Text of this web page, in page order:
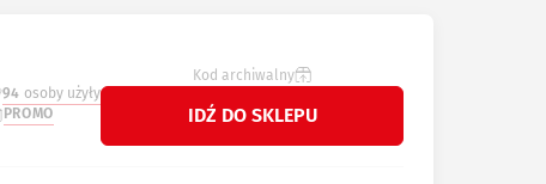
94 osoby użyły
PROMO
Kod archiwalny
IDŹ DO SKLEPU